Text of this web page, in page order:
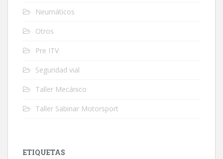
Neumáticos
Otros
Pre ITV
Seguridad vial
Taller Mecánico
Taller Sabinar Motorsport
ETIQUETAS